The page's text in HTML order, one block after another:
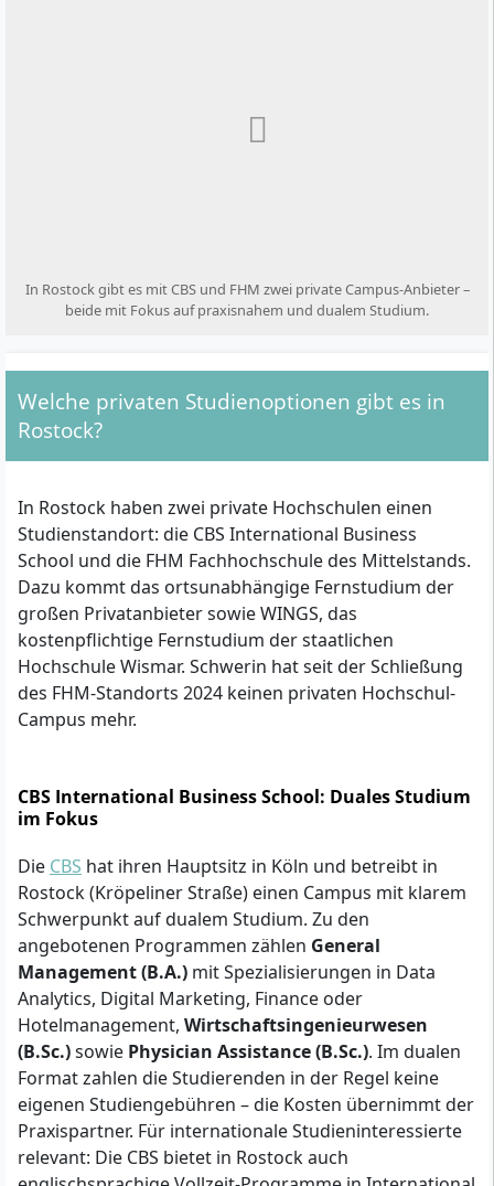
In Rostock gibt es mit CBS und FHM zwei private Campus-Anbieter –
beide mit Fokus auf praxisnahem und dualem Studium.
Welche privaten Studienoptionen gibt es in
Rostock?
In Rostock haben zwei private Hochschulen einen
Studienstandort: die CBS International Business
School und die FHM Fachhochschule des Mittelstands.
Dazu kommt das ortsunabhängige Fernstudium der
großen Privatanbieter sowie WINGS, das
kostenpflichtige Fernstudium der staatlichen
Hochschule Wismar. Schwerin hat seit der Schließung
des FHM-Standorts 2024 keinen privaten Hochschul-
Campus mehr.
CBS International Business School: Duales Studium
im Fokus
Die CBS hat ihren Hauptsitz in Köln und betreibt in
Rostock (Kröpeliner Straße) einen Campus mit klarem
Schwerpunkt auf dualem Studium. Zu den
angebotenen Programmen zählen General
Management (B.A.) mit Spezialisierungen in Data
Analytics, Digital Marketing, Finance oder
Hotelmanagement, Wirtschaftsingenieurwesen
(B.Sc.)sowie Physician Assistance (B.Sc.). Im dualen
Format zahlen die Studierenden in der Regel keine
eigenen Studiengebühren – die Kosten übernimmt der
Praxispartner. Für internationale Studieninteressierte
relevant: Die CBS bietet in Rostock auch